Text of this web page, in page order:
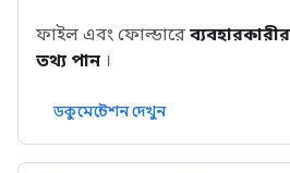
ফাইল এবং ফোল্ডারে
তথ্য পান ।
ডকুমেন্টেশন দেখুন